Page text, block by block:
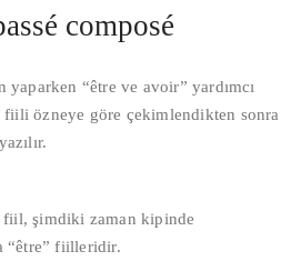
composé
“être ve avoir” yardımcı
fiili özneye göre çekimlendikten sonra
fiil, şimdiki zaman kipinde
“être” fiilleridir.